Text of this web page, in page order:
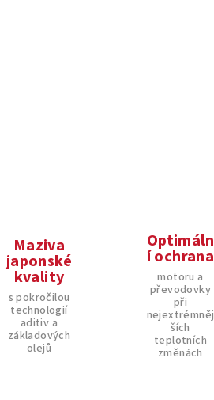
Maziva
japonské
kvality
s pokročilou
technologií
aditiv a
základových
olejů
Optimáln
í ochrana
motoru a
převodovky
při
nejextrémněj
ších
teplotních
změnách